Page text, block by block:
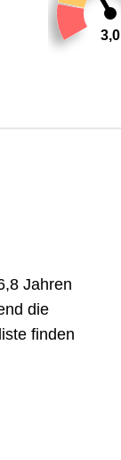
3,0
Jahren
die
finden